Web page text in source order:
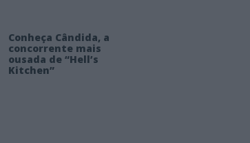
Conheça Cândida, a
concorrente mais
ousada de “Hell’s
Kitchen”